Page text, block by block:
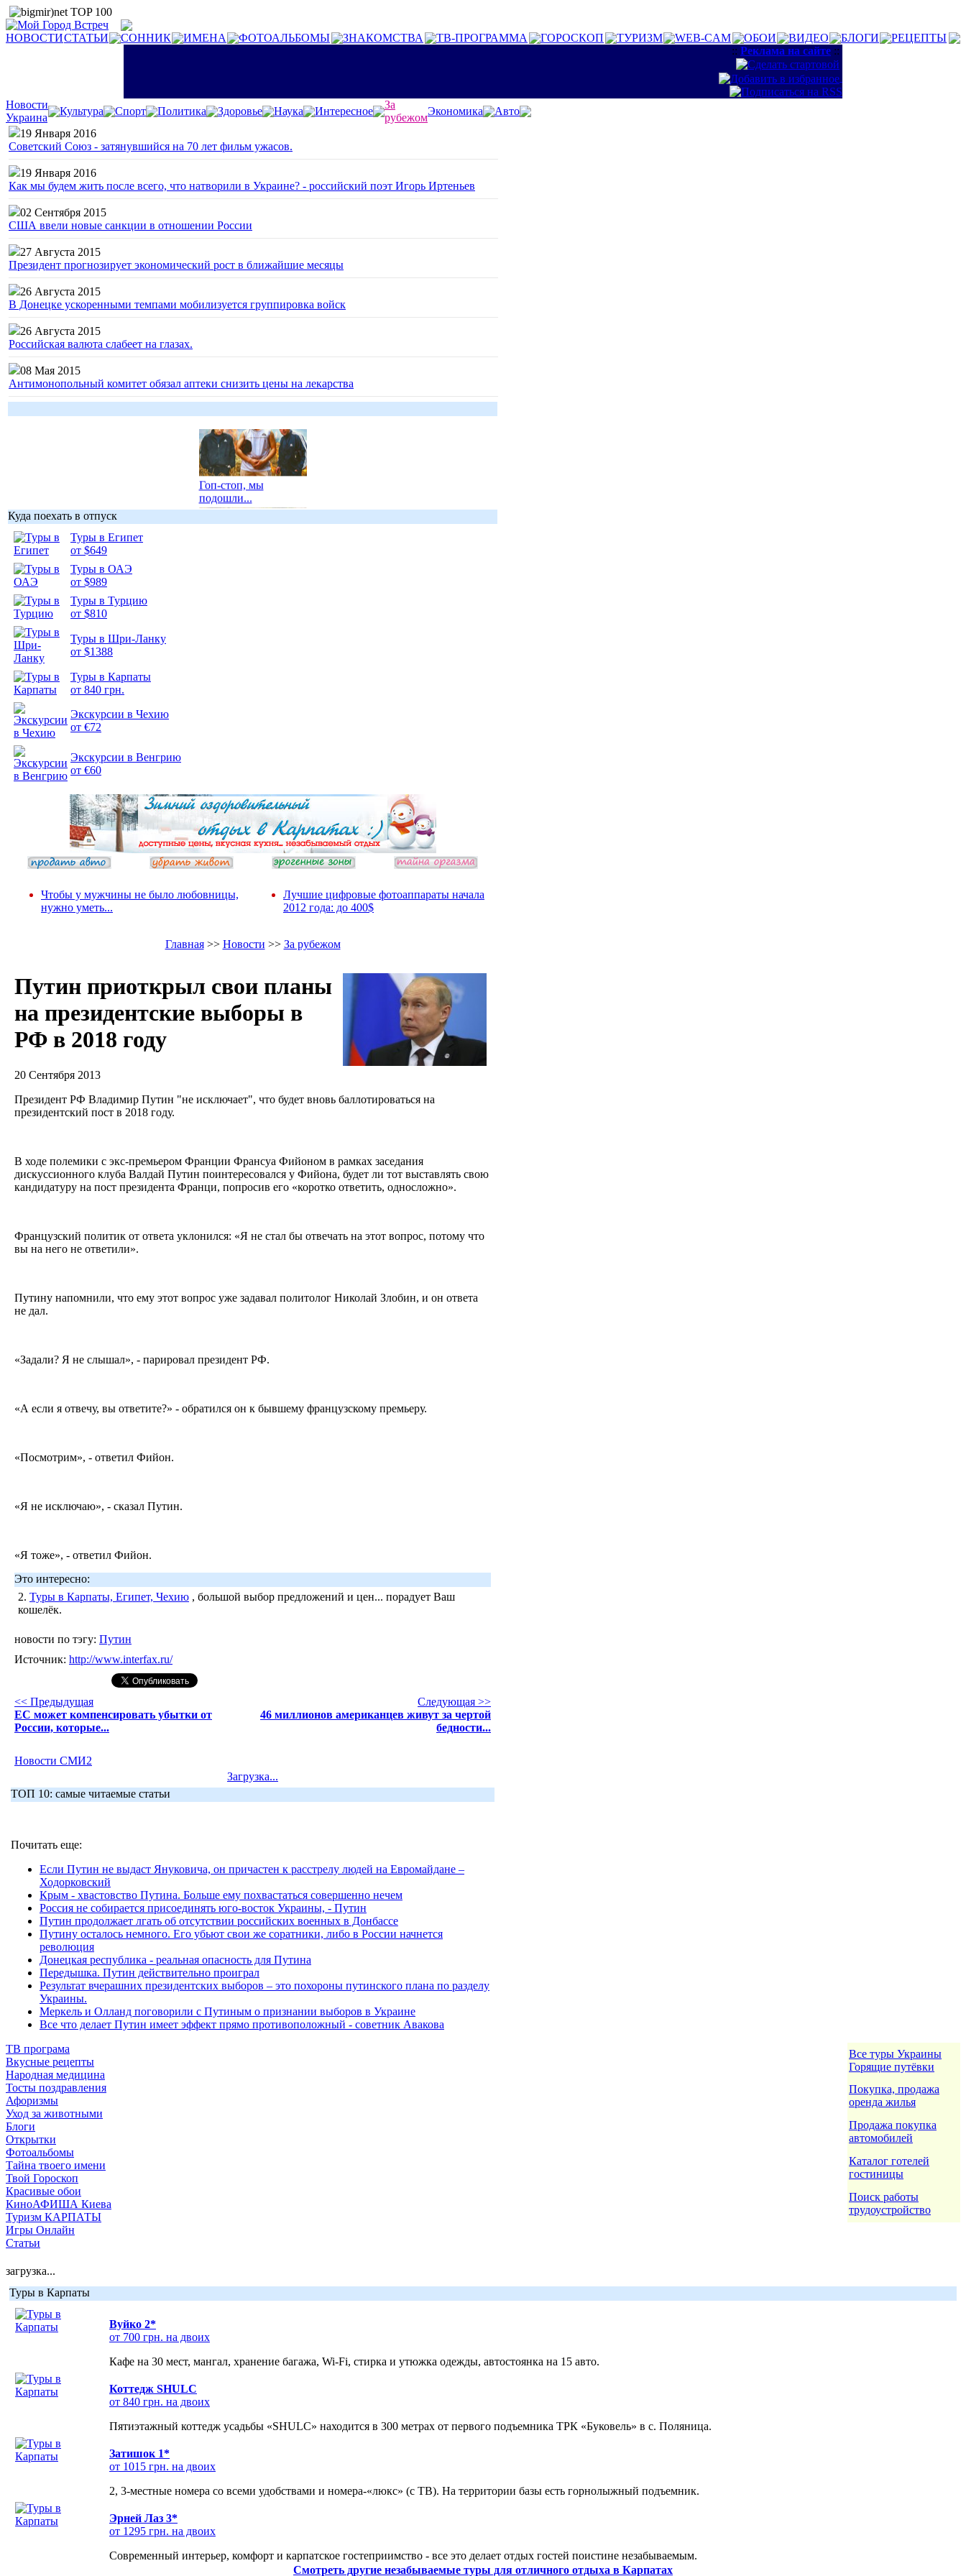
НОВОСТИСТАТЬИ СОННИК ИМЕНА ФОТОАЛЬБОМЫ ЗНАКОМСТВА ТВ-ПРОГРАММА ГОРОСКОП ТУРИЗМ WEB-CAM ОБОИ ВИДЕО БЛОГИ
РЕЦЕПТЫ
:: Реклама на сайте ::
Новости
Украина
Культура Спорт Политика Здоровье Наука Интересное
За
рубежом
Экономика
Авто
19 Января 2016
Советский Союз - затянувшийся на 70 лет фильм ужасов.
19 Января 2016
Как мы будем жить после всего, что натворили в Украине? - российский поэт Игорь Иртеньев
02 Сентября 2015
США ввели новые санкции в отношении России
27 Августа 2015
Президент прогнозирует экономический рост в ближайшие месяцы
26 Августа 2015
В Донецке ускоренными темпами мобилизуется группировка войск
26 Августа 2015
Российская валюта слабеет на глазах.
08 Мая 2015
Антимонопольный комитет обязал аптеки снизить цены на лекарства
Гоп-стоп, мы
подошли...
Куда поехать в отпуск
Туры в Египет
от $649
Туры в ОАЭ
от $989
Туры в Турцию
от $810
Туры в Шри-Ланку
от $1388
Туры в Карпаты
от 840 грн.
Экскурсии в Чехию
от €72
Экскурсии в Венгрию
от €60
Чтобы у мужчины не было любовницы,
нужно уметь...
Лучшие цифровые фотоаппараты начала
2012 года: до 400$
Главная>> Новости >> За рубежом
Путин приоткрыл свои планы
на президентские выборы в
РФ в 2018 году
20 Сентября 2013
Президент РФ Владимир Путин "не исключает", что будет вновь баллотироваться на
президентский пост в 2018 году.
В ходе полемики с экс-премьером Франции Франсуа Фийоном в рамках заседания
дискуссионного клуба Валдай Путин поинтересовался у Фийона, будет ли тот выставлять свою
кандидатуру на пост президента Франци, попросив его «коротко ответить, односложно».
Французский политик от ответа уклонился: «Я не стал бы отвечать на этот вопрос, потому что
вы на него не ответили».
Путину напомнили, что ему этот вопрос уже задавал политолог Николай Злобин, и он ответа
не дал.
«Задали? Я не слышал», - парировал президент РФ.
«А если я отвечу, вы ответите?» - обратился он к бывшему французскому премьеру.
«Посмотрим», - ответил Фийон.
«Я не исключаю», - сказал Путин.
«Я тоже», - ответил Фийон.
Это интересно:
2. Туры в Карпаты, Египет, Чехию , большой выбор предложений и цен... порадует Ваш
кошелёк.
новости по тэгу: Путин
Источник: http://www.interfax.ru/
<< Предыдущая
ЕС может компенсировать убытки от
России, которые...
Следующая >>
46 миллионов американцев живут за чертой
бедности...
Новости СМИ2
Загрузка...
ТОП 10: самые читаемые статьи
Почитать еще:
Если Путин не выдаст Януковича, он причастен к расстрелу людей на Евромайдане –
Ходорковский
Крым - хвастовство Путина. Больше ему похвастаться совершенно нечем
Россия не собирается присоединять юго-восток Украины, - Путин
Путин продолжает лгать об отсутствии российских военных в Донбассе
Путину осталось немного. Его убьют свои же соратники, либо в России начнется
революция
Донецкая республика - реальная опасность для Путина
Передышка. Путин действительно проиграл
Результат вчерашних президентских выборов – это похороны путинского плана по разделу
Украины.
Меркель и Олланд поговорили с Путиным о признании выборов в Украине
Все что делает Путин имеет эффект прямо противоположный - советник Авакова
ТВ програма
Вкусные рецепты
Народная медицина
Тосты поздравления
Афоризмы
Уход за животными
Блоги
Открытки
Фотоальбомы
Тайна твоего имени
Твой Гороскоп
Красивые обои
КиноАФИША Киева
Туризм КАРПАТЫ
Игры Онлайн
Статьи
Все туры Украины
Горящие путёвки
Покупка, продажа
оренда жилья
Продажа покупка
автомобилей
Каталог готелей
гостиницы
Поиск работы
трудоустройство
загрузка...
Туры в Карпаты
Вуйко 2*
от 700 грн. на двоих
Кафе на 30 мест, мангал, хранение багажа, Wi-Fi, стирка и утюжка одежды, автостоянка на 15 авто.
Коттедж SHULC
от 840 грн. на двоих
Пятиэтажный коттедж усадьбы «SHULC» находится в 300 метрах от первого подъемника ТРК «Буковель» в с. Поляница.
Затишок 1*
от 1015 грн. на двоих
2, 3-местные номера со всеми удобствами и номера-«люкс» (с ТВ). На территории базы есть горнолыжный подъемник.
Эрней Лаз 3*
от 1295 грн. на двоих
Современный интерьер, комфорт и карпатское гостеприимство - все это делает отдых гостей поистине незабываемым.
Смотреть другие незабываемые туры для отличного отдыха в Карпатах